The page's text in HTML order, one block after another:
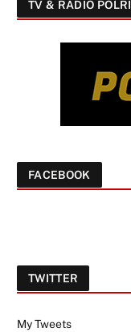
TV & RADIO POLRI
FACEBOOK
TWITTER
My Tweets